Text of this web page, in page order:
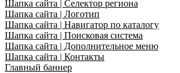
Шапка сайта | Селектор региона
Шапка сайта | Логотип
Шапка сайта | Навигатор по каталогу
Шапка сайта | Поисковая система
Шапка сайта | Дополнительное меню
Шапка сайта | Контакты
Главный баннер